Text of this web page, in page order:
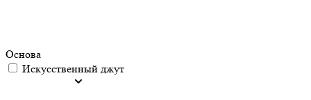
Основа
Искусственный джут